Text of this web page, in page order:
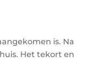
is. Na
Het tekort en